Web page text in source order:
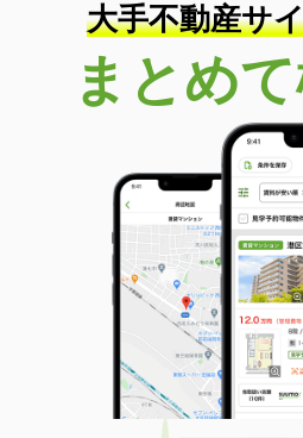
大手不動産サ
まとめて